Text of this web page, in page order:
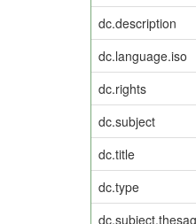
dc.description
dc.language.iso
dc.rights
dc.subject
dc.title
dc.type